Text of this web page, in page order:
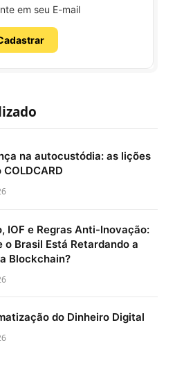
em seu E-mail
na autocustódia: as lições
IOF e Regras Anti-Inovação:
o Brasil Está Retardando a
Blockchain?
do Dinheiro Digital